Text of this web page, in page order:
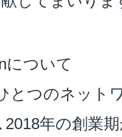
について
とつのネッ
2018年の創業